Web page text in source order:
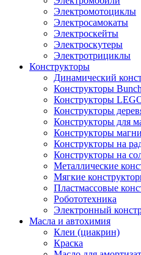
Электромотоциклы
Электросамокаты
Электроскейты
Электроскутеры
Электротрициклы
Конструкторы
Динамический
Конструкторы
Конструкторы
Конструкторы
Конструкторы для
Конструкторы
Конструкторы на
Конструкторы на
Металлические
Мягкие
Пластмассовые
Робототехника
Электронный
Масла и автохимия
Клеи (циакрин)
Краска